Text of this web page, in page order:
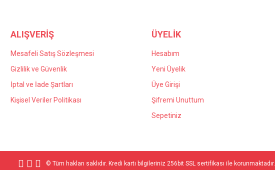
ALIŞVERİŞ
Mesafeli Satış Sözleşmesi
Gizlilik ve Güvenlik
İptal ve İade Şartları
Kişisel Veriler Politikası
ÜYELİK
Hesabım
Yeni Üyelik
Üye Girişi
Şifremi Unuttum
Sepetiniz
© Tüm hakları saklıdır. Kredi kartı bilgileriniz 256bit SSL sertifikası ile korunmaktadır.